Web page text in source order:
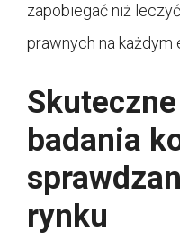
zapobiegać niż
prawnych na każdym
badania
rynku